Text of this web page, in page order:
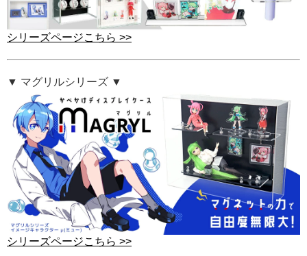
シリーズページこちら >>
▼ マグリルシリーズ ▼
シリーズページこちら >>